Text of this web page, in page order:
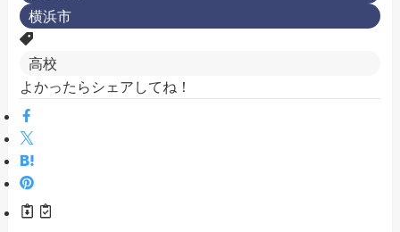
横浜市
高校
よかったらシェアしてね！